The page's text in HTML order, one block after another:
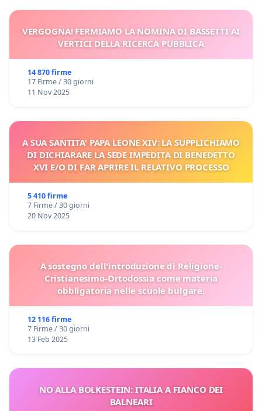
VERGOGNA! FERMIAMO LA NOMINA DI BASSETTI AI
VERTICI DELLA RICERCA PUBBLICA
14 870 firme
17 Firme / 30 giorni
11 Nov 2025
A SUA SANTITA' PAPA LEONE XIV: LA SUPPLICHIAMO
DI DICHIARARE LA SEDE IMPEDITA DI BENEDETTO
XVI E/O DI FAR APRIRE IL RELATIVO PROCESSO
5 410 firme
7 Firme / 30 giorni
20 Nov 2025
A sostegno dell'introduzione di Religione-
Cristianesimo-Ortodossia come materia
obbligatoria nelle scuole bulgare.
12 116 firme
7 Firme / 30 giorni
13 Feb 2025
NO ALLA BOLKESTEIN: ITALIA A FIANCO DEI
BALNEARI